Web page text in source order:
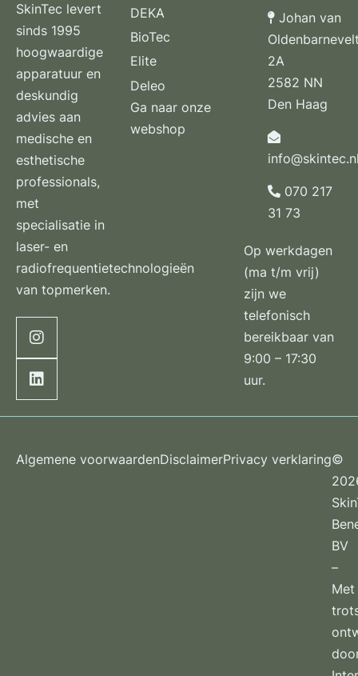
SkinTec levert
sinds 1995
hoogwaardige
apparatuur en
deskundig
advies aan
medische en
esthetische
professionals,
met
specialisatie in
laser- en
radiofrequentietechnologieën
van topmerken.
DEKA
BioTec
Elite
Deleo
Ga naar onze
webshop
Johan van
2A
2582 NN
Den Haag
070 217
31 73
Op werkdagen
(ma t/m vrij)
zijn we
telefonisch
bereikbaar van
9:00 – 17:30
uur.
Algemene voorwaardenDisclaimerPrivacy verklaring©
BV
–
Met